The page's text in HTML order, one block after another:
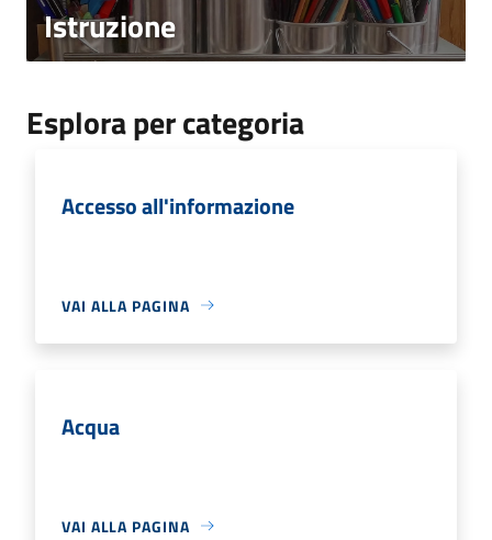
Istruzione
Esplora per categoria
Accesso all'informazione
VAI ALLA PAGINA
Acqua
VAI ALLA PAGINA